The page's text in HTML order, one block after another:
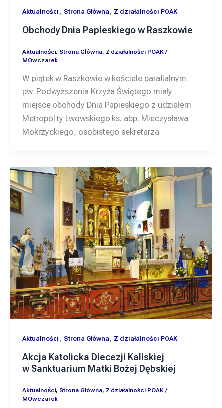
Aktualności , Strona Główna, Z działalności POAK
Obchody Dnia Papieskiego w Raszkowie
Aktualności, Strona Główna, Z działalności POAK/
MOwczarek
W piątek w Raszkowie w kościele parafialnym
pw. Podwyższenia Krzyża Świętego miały
miejsce obchody Dnia Papieskiego z udziałem
Metropolity Lwowskiego ks. abp. Mieczysława
Mokrzyckiego, osobistego sekretarza
Aktualności , Strona Główna, Z działalności POAK
Akcja Katolicka Diecezji Kaliskiej
w Sanktuarium Matki Bożej Dębskiej
Aktualności, Strona Główna, Z działalności POAK/
MOwczarek